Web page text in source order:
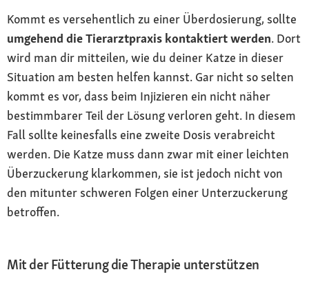
Kommt es versehentlich zu einer Überdosierung, sollte
umgehend die Tierarztpraxis kontaktiert werden. Dort
wird man dir mitteilen, wie du deiner Katze in dieser
Situation am besten helfen kannst. Gar nicht so selten
kommt es vor, dass beim Injizieren ein nicht näher
bestimmbarer Teil der Lösung verloren geht. In diesem
Fall sollte keinesfalls eine zweite Dosis verabreicht
werden. Die Katze muss dann zwar mit einer leichten
Überzuckerung klarkommen, sie ist jedoch nicht von
den mitunter schweren Folgen einer Unterzuckerung
betroffen.
Mit der Fütterung die Therapie unterstützen